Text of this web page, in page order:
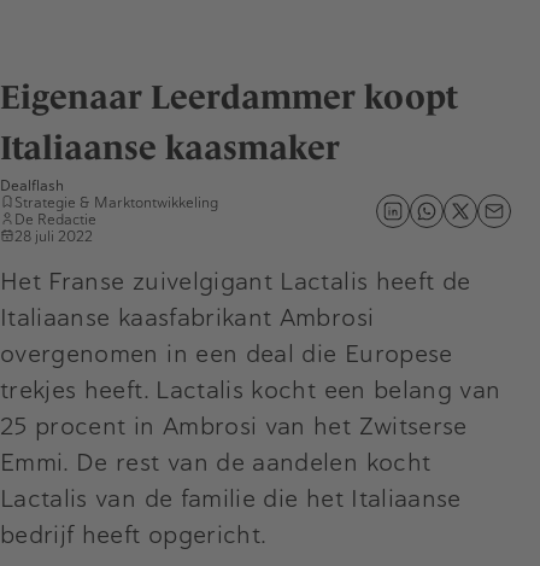
Eigenaar Leerdammer koopt
Italiaanse kaasmaker
Dealflash
Strategie & Marktontwikkeling
De Redactie
28 juli 2022
Het Franse zuivelgigant Lactalis heeft de
Italiaanse kaasfabrikant Ambrosi
overgenomen in een deal die Europese
trekjes heeft. Lactalis kocht een belang van
25 procent in Ambrosi van het Zwitserse
Emmi. De rest van de aandelen kocht
Lactalis van de familie die het Italiaanse
bedrijf heeft opgericht.